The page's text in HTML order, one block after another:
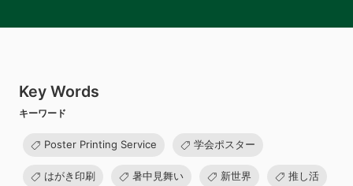
Key Words
キーワード
Poster Printing Service 学会ポスター
はがき印刷 暑中見舞い 新世界 推し活